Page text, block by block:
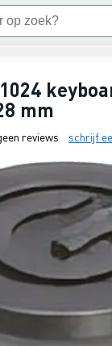
mm
reviews schrijf